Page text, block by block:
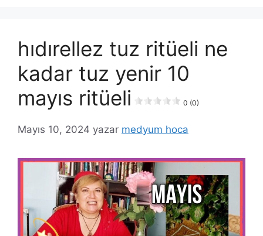
hıdırellez tuz ritüeli ne
kadar tuz yenir 10
mayıs ritüeli
0 (0)
Mayıs 10, 2024 yazar medyum hoca